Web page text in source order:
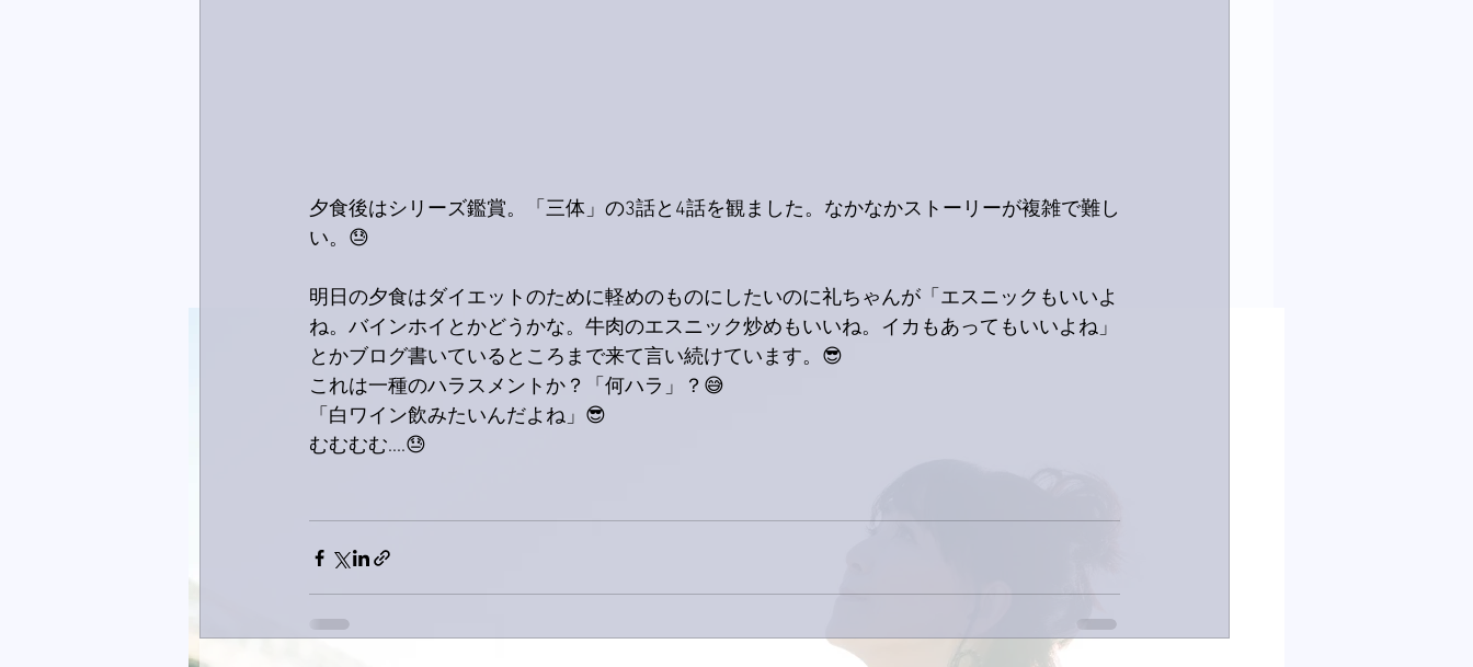
夕食後はシリーズ鑑賞。「三体」の3話と4話を観ました。なかなかストーリーが複雑で難し
い。😓
明日の夕食はダイエットのために軽めのものにしたいのに礼ちゃんが「エスニックもいいよ
ね。バインホイとかどうかな。牛肉のエスニック炒めもいいね。イカもあってもいいよね」
とかブログ書いているところまで来て言い続けています。😎
これは一種のハラスメントか？「何ハラ」？😅
「白ワイン飲みたいんだよね」😎
むむむむ....😓